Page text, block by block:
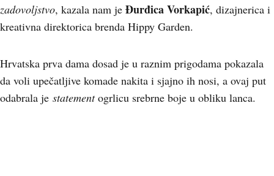
zadovoljstvo, kazala nam je Đurđica Vorkapić, dizajnerica i
kreativna direktorica brenda Hippy Garden.
Hrvatska prva dama dosad je u raznim prigodama pokazala
da voli upečatljive komade nakita i sjajno ih nosi, a ovaj put
odabrala je statementogrlicu srebrne boje u obliku lanca.